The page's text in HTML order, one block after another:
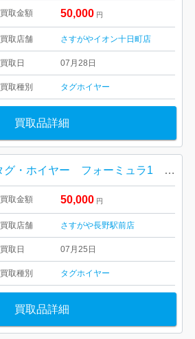
買取金額 50,000 円
買取店舗 さすがやイオン十日町店
買取日 07月28日
買取種別 タグホイヤー
買取品詳細
タグ・ホイヤー フォーミュラ1 クロノグラフ
買取金額 50,000 円
買取店舗 さすがや長野駅前店
買取日 07月25日
買取種別 タグホイヤー
買取品詳細